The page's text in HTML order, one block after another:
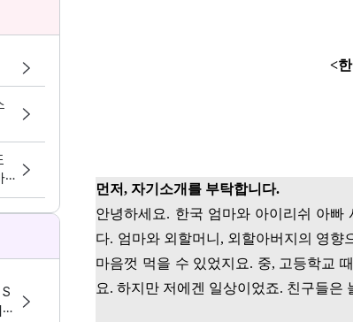
<
먼저,자기소개를 부탁합니다.
안녕하세요. 한국 엄마와 아이리쉬 아빠
다. 엄마와 외할머니 , 외할아버지의 영향
마음껏 먹을 수 있었지요. 중, 고등학교
요.하지만 저에겐 일상이었죠. 친구들은